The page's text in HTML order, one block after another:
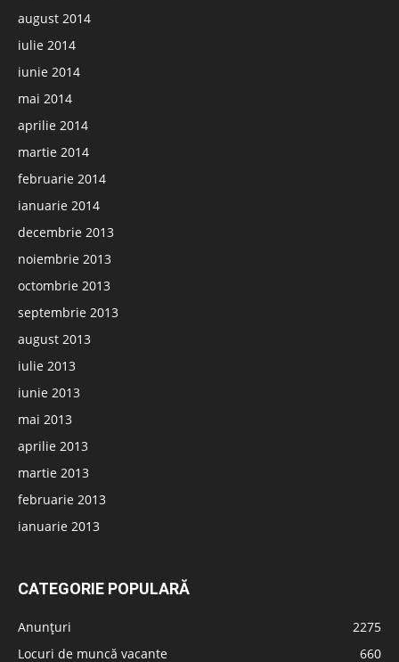
august 2014
iulie 2014
iunie 2014
mai 2014
aprilie 2014
martie 2014
februarie 2014
ianuarie 2014
decembrie 2013
noiembrie 2013
octombrie 2013
septembrie 2013
august 2013
iulie 2013
iunie 2013
mai 2013
aprilie 2013
martie 2013
februarie 2013
ianuarie 2013
CATEGORIE POPULARĂ
Anunțuri
2275
Locuri de muncă vacante
660